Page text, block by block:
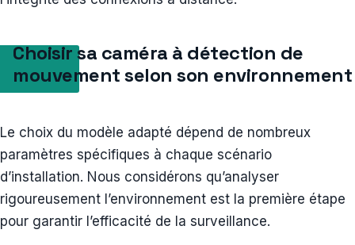
Choisir sa caméra à détection de
mouvement selon son environnement
Le choix du modèle adapté dépend de nombreux
paramètres spécifiques à chaque scénario
d’installation. Nous considérons qu’analyser
rigoureusement l’environnement est la première étape
pour garantir l’efficacité de la surveillance.